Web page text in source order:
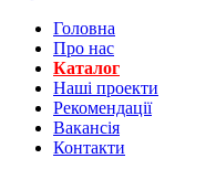
Головна
Про нас
Каталог
Нашi проекти
Рекомендації
Вакансiя
Контакти